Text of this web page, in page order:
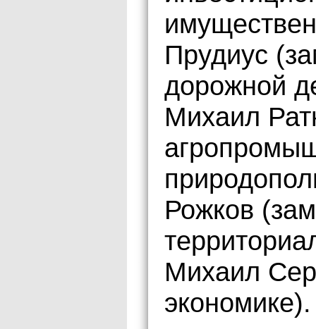
Прудиус
дорожной
Михаил
Рожков
Михаил
экономике).